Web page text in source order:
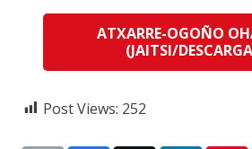
ATXARRE-OGOÑO
(JAITSI/
Post Views: 252